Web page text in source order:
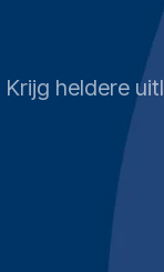
Krijg heldere